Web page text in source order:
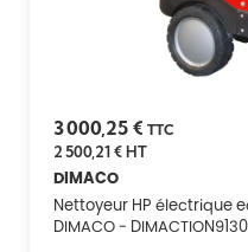
3 000,25 € TTC
2 500,21 €HT
DIMACO
Nettoyeur HP électrique
DIMACO -